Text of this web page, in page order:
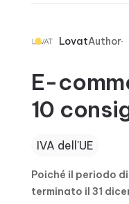
LovatAuthor
E-
10
IVA dell'UE
Poiché il periodo
terminato il 31